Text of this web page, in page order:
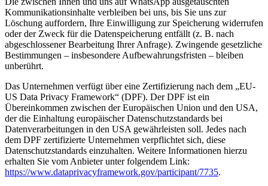
Kommunikationsinhalte verbleiben bei uns, bis Sie uns zur
Löschung auffordern, Ihre Einwilligung zur Speicherung widerrufen
oder der Zweck für die Datenspeicherung entfällt (z. B. nach
abgeschlossener Bearbeitung Ihrer Anfrage). Zwingende gesetzliche
Bestimmungen – insbesondere Aufbewahrungsfristen – bleiben
unberührt.
Das Unternehmen verfügt über eine Zertifizierung nach dem „EU-
US Data Privacy Framework“ (DPF). Der DPF ist ein
Übereinkommen zwischen der Europäischen Union und den USA,
der die Einhaltung europäischer Datenschutzstandards bei
Datenverarbeitungen in den USA gewährleisten soll. Jedes nach
dem DPF zertifizierte Unternehmen verpflichtet sich, diese
Datenschutzstandards einzuhalten. Weitere Informationen hierzu
erhalten Sie vom Anbieter unter folgendem Link:
https://www.dataprivacyframework.gov/participant/7735.